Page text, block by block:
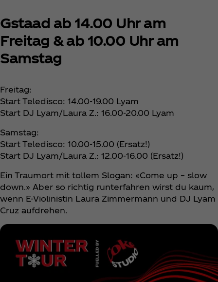
Gstaad ab 14.00 Uhr am
Freitag & ab 10.00 Uhr am
Samstag
Freitag:
Start Teledisco: 14.00-19.00 Lyam
Start DJ Lyam/Laura Z.: 16.00-20.00 Lyam
Samstag:
Start Teledisco: 10.00-15.00 (Ersatz!)
Start DJ Lyam/Laura Z.: 12.00-16.00 (Ersatz!)
Ein Traumort mit tollem Slogan: «Come up – slow
down.» Aber so richtig runterfahren wirst du kaum,
wenn E-Violinistin Laura Zimmermann und DJ Lyam
Cruz aufdrehen.